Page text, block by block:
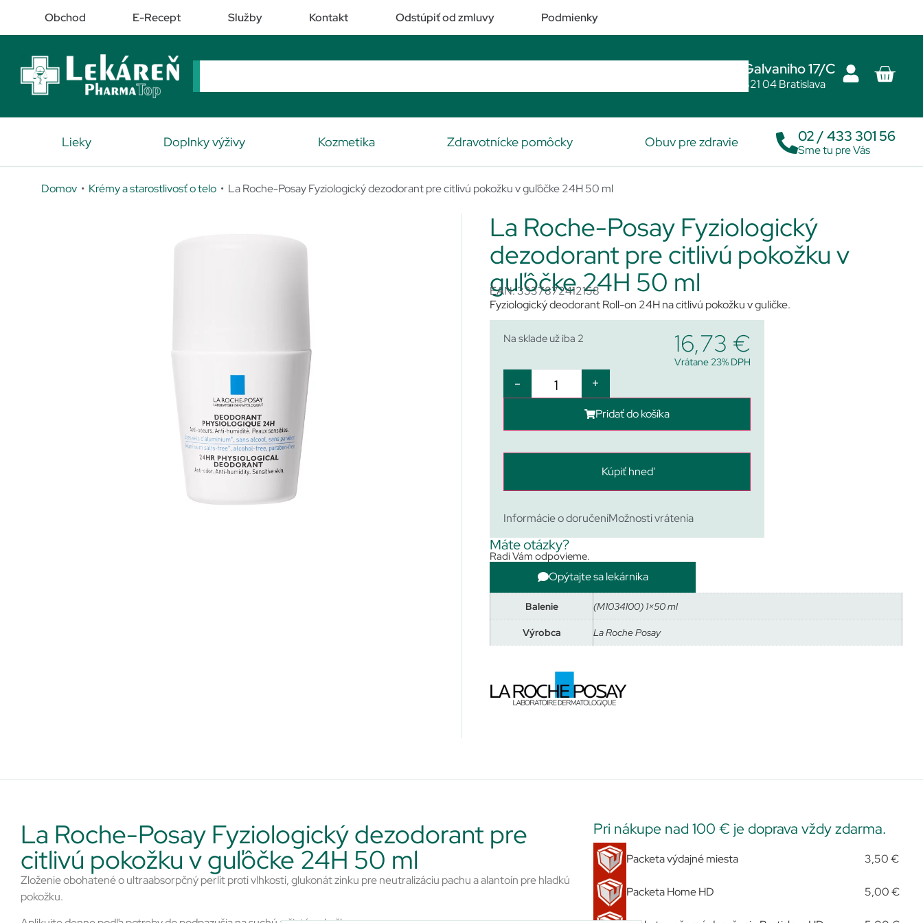
Obchod E-Recept Služby Kontakt Odstúpiť od zmluvy Podmienky
Galvaniho 17/C
821 04 Bratislava
Lieky Doplnky výživy Kozmetika Zdravotnícke pomôcky Obuv pre zdravie 02 / 433 301 56
Sme tu pre Vás
Domov • Krémy a starostlivosť o telo • La Roche-Posay Fyziologický dezodorant pre citlivú pokožku v guľôčke 24H 50 ml
La Roche-Posay Fyziologický
dezodorant pre citlivú pokožku v
guľôčke 24H 50 ml
EAN: 3337872412158
Fyziologický deodorant Roll-on 24H na citlivú pokožku v guličke.
Na sklade už iba 2 16,73 €
Vrátane 23% DPH
- +
Pridať do košíka
Kúpiť hneď
Informácie o doručeníMožnosti vrátenia
Máte otázky?
Radi Vám odpovieme.
Opýtajte sa lekárnika
Balenie
(M1034100) 1×50 ml
Výrobca
La Roche Posay
La Roche-Posay Fyziologický dezodorant pre
citlivú pokožku v guľôčke 24H 50 ml
Zloženie obohatené o ultraabsorpčný perlit proti vlhkosti, glukonát zinku pre neutralizáciu pachu a alantoín pre hladkú
pokožku.
Pri nákupe nad 100 € je doprava vždy zdarma.
Packeta výdajné miesta 3,50 €
Packeta Home HD 5,00 €